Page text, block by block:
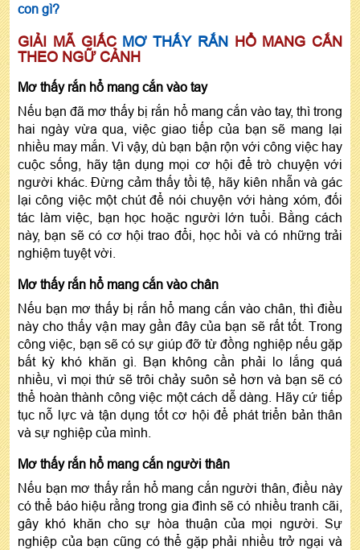
con gì?
GIẢI MÃ GIẤC MƠ THẤY RẮN HỔ MANG CẮN
THEO NGỮ CẢNH
Mơ thấy rắn hổ mang cắn vào tay
Nếu bạn đã mơ thấy bị rắn hổ mang cắn vào tay, thì trong
hai ngày vừa qua, việc giao tiếp của bạn sẽ mang lại
nhiều may mắn. Vì vậy, dù bạn bận rộn với công việc hay
cuộc sống, hãy tận dụng mọi cơ hội để trò chuyện với
người khác. Đừng cảm thấy tồi tệ, hãy kiên nhẫn và gác
lại công việc một chút để nói chuyện với hàng xóm, đối
tác làm việc, bạn học hoặc người lớn tuổi. Bằng cách
này, bạn sẽ có cơ hội trao đổi, học hỏi và có những trải
nghiệm tuyệt vời.
Mơ thấy rắn hổ mang cắn vào chân
Nếu bạn mơ thấy bị rắn hổ mang cắn vào chân, thì điều
này cho thấy vận may gần đây của bạn sẽ rất tốt. Trong
công việc, bạn sẽ có sự giúp đỡ từ đồng nghiệp nếu gặp
bất kỳ khó khăn gì. Bạn không cần phải lo lắng quá
nhiều, vì mọi thứ sẽ trôi chảy suôn sẻ hơn và bạn sẽ có
thể hoàn thành công việc một cách dễ dàng. Hãy cứ tiếp
tục nỗ lực và tận dụng tốt cơ hội để phát triển bản thân
và sự nghiệp của mình.
Mơ thấy rắn hổ mang cắn người thân
Nếu bạn mơ thấy rắn hổ mang cắn người thân, điều này
có thể báo hiệu rằng trong gia đình sẽ có nhiều tranh cãi,
gây khó khăn cho sự hòa thuận của mọi người. Sự
nghiệp của bạn cũng có thể gặp phải nhiều trở ngại và